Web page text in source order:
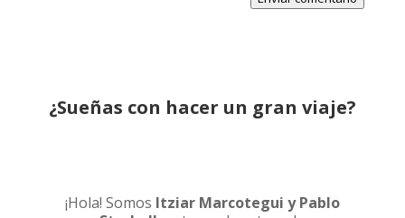
¿Sueñas con hacer un gran viaje?
¡Hola! Somos Itziar Marcotegui y Pablo